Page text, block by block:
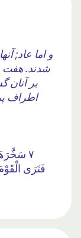
و اما عاد;
شدند.
بر آنان
اطراف
٧
فَتَرَى